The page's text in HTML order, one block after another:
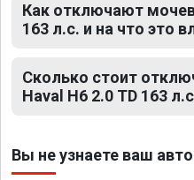
Как отключают
163 л.с. и на что это
Сколько стоит
Haval H6 2.0 TD 163
Вы не узнаете ваш